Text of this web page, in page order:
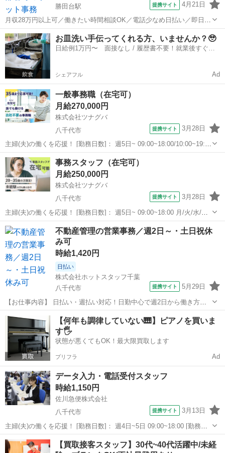
勝田台駅 提携サイト 4月21日
月収28万円以上可／働きたい時間相談OK／電話少なめ日払い／即日勤
務／手厚いサポートで未経験から働けるお仕事 ≪急募のため、積極採
用中！≫ ・即日～長期/3ヶ月以上 ※急募ですが、6月～、7月～、8月
～など入社日相談OK...
千葉 八千代市 勝田台駅 一般事務
お皿洗い手伝ってくれる方、いませんか？🥹
日給例1万円〜 面接なし / 履歴書不要！就業後すぐに
シェアフル Ad
一般事務職（在宅可）
月給270,000円
株式会社ツナグバ
八千代市
提携サイト 3月28日
主婦(夫)の働くを応援！ [勤務日数]： 週5日~ 09:00~18:00/10:00~19:00
月/火/水/木/金 [勤務地・最寄駅]： 千葉県八千代市 セカスマ株式会社
西船橋駅／柏駅／船橋駅 [職種名]：一般事...
千葉 八千代市 一般事務
事務スタッフ（在宅可）
月給250,000円
株式会社ツナグバ
八千代市
提携サイト 3月28日
主婦(夫)の働くを応援！ [勤務日数]： 週5日~ 09:00~18:00 月/火/水/木/
金 [勤務地・最寄駅]： 千葉県八千代市 セカスマ株式会社 浜松町駅／
大門(東京都)駅／芝公園駅 [職種名]：事務スタッフ（在...
千葉 八千代市 一般事務
不動産管理の営業事務／週2日～・土日祝休
み可
時給1,420円
日払い
株式会社ホットスタッフ千葉
八千代市
提携サイト 5月29日
【お仕事内容】 日払い・週払い対応！日勤中心で週2日から働き方を
選べる勤務形態です ***************************** ★ホットスタッフ千
葉のご紹介★ **********************...
千葉 八千代市 一般事務
【何年も調律していない🎹】ピアノを買いま
す🖐️
状態が悪くてもOK！最大限買取します
プリフラ Ad
データ入力・電話受付スタッフ
時給1,150円
佐川急便株式会社
八千代市
提携サイト 3月13日
主婦(夫)の働くを応援！ [勤務日数]： 週4日~5日 09:00~18:00 [勤務
地・最寄駅]： 千葉県八千代市大和田新田６９９-１ 佐川急便株式会
社 八千代営業所 八千代中央駅自動車7分 [職種名]：カスタマー...
千葉 八千代市 一般事務
【買取接客スタッフ】30代~40代活躍中/未経